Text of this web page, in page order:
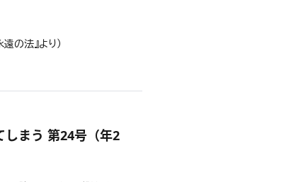
の法』より）
しまう 第24号（年2